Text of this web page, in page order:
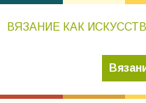
ВЯЗАНИЕ КАК